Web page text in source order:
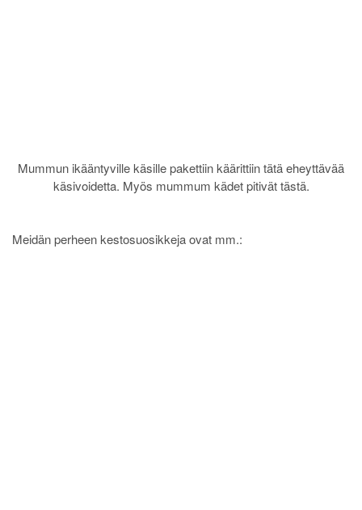
Mummun ikääntyville käsille pakettiin käärittiin tätä eheyttävää
käsivoidetta. Myös mummum kädet pitivät tästä.
Meidän perheen kestosuosikkeja ovat mm.: